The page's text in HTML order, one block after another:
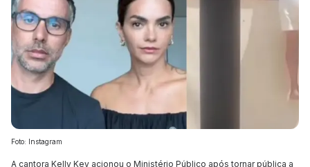
Foto: Instagram
A cantora Kelly Key acionou o Ministério Público após tornar pública a